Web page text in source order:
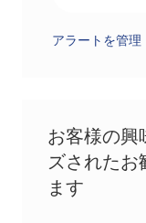
アラートを管理
お客様の興
ズされたお
ます